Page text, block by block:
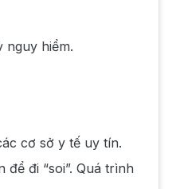
nguy hiểm.
cơ sở y tế uy tín.
đi “soi”. Quá trình